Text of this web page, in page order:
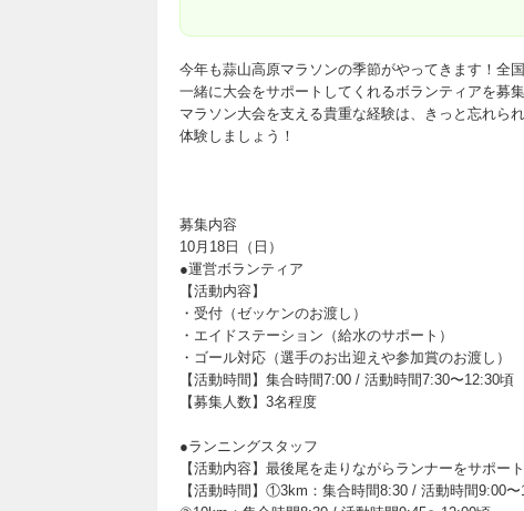
今年も蒜山高原マラソンの季節がやってきます！全
一緒に大会をサポートしてくれるボランティアを募集
マラソン大会を支える貴重な経験は、きっと忘れら
体験しましょう！
募集内容
10月18日（日）
●運営ボランティア
【活動内容】
・受付（ゼッケンのお渡し）
・エイドステーション（給水のサポート）
・ゴール対応（選手のお出迎えや参加賞のお渡し）
【活動時間】集合時間7:00 / 活動時間7:30〜12:30頃
【募集人数】3名程度
●ランニングスタッフ
【活動内容】最後尾を走りながらランナーをサポート
【活動時間】①3km：集合時間8:30 / 活動時間9:00〜